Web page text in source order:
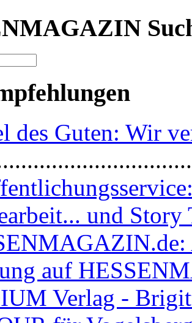
des Guten: Wir
und
auf
Verlag -